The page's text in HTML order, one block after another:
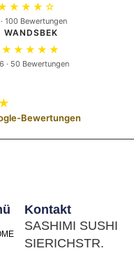
100 Bewertungen
WANDSBEK
★★★★★
· 50 Bewertungen
Bewertungen
Kontakt
SASHIMI SUSHI
SIERICHSTR.